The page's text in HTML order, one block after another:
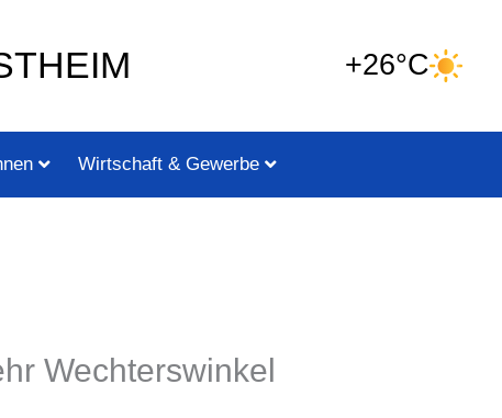
+26°C
Wirtschaft & Gewerbe
Wechterswinkel